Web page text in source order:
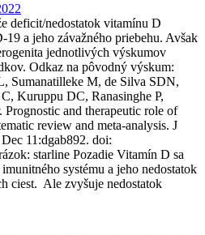
deficit/nedostatok vitamínu D
a jeho závažného priebehu. Avšak
jednotlivých výskumov
Odkaz na pôvodný výskum:
Sumanatilleke M, de Silva SDN,
Kuruppu DC, Ranasinghe P,
Prognostic and therapeutic role of
review and meta-analysis. J
11:dgab892. doi:
starline Pozadie Vitamín D sa
systému a jeho nedostatok
ciest. Ale zvyšuje nedostatok